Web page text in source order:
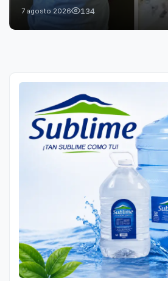
7 agosto 2026 134